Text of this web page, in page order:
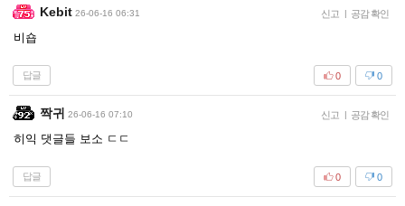
Kebit 26-06-16 06:31 신고 | 공감 확인
비숍
답글 0
0
짝귀 26-06-16 07:10 신고 | 공감 확인
히익 댓글들 보소 ㄷㄷ
답글 0
0